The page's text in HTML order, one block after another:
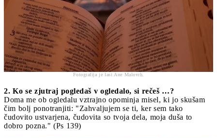
Fotografija je last Ane Malovrh.
2. Ko se zjutraj pogledaš v ogledalo, si rečeš …?
Doma me ob ogledalu vztrajno opominja misel, ki jo skušam
čim bolj ponotranjiti: "Zahvaljujem se ti, ker sem tako
čudovito ustvarjena, čudovita so tvoja dela, moja duša to
dobro pozna." (Ps 139)